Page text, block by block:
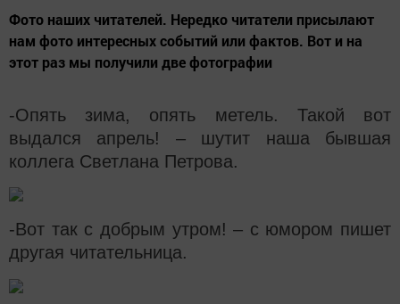
Фото наших читателей. Нередко читатели присылают
нам фото интересных событий или фактов. Вот и на
этот раз мы получили две фотографии
-Опять зима, опять метель. Такой вот
выдался апрель! – шутит наша бывшая
коллега Светлана Петрова.
-Вот так с добрым утром! – с юмором пишет
другая читательница.